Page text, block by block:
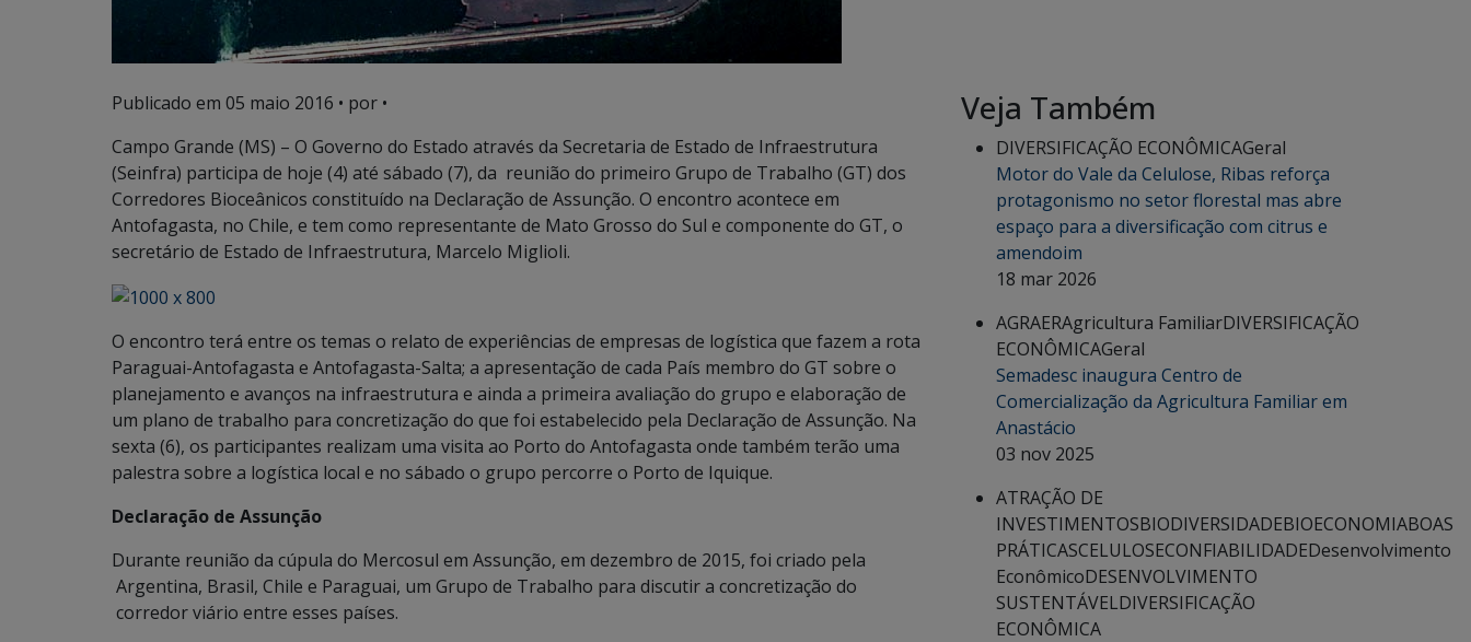
Publicado em 05 maio 2016 • por •
Campo Grande (MS) – O Governo do Estado através da Secretaria de Estado de Infraestrutura
(Seinfra) participa de hoje (4) até sábado (7), da reunião do primeiro Grupo de Trabalho (GT) dos
Corredores Bioceânicos constituído na Declaração de Assunção. O encontro acontece em
Antofagasta, no Chile, e tem como representante de Mato Grosso do Sul e componente do GT, o
secretário de Estado de Infraestrutura, Marcelo Miglioli.
O encontro terá entre os temas o relato de experiências de empresas de logística que fazem a rota
Paraguai-Antofagasta e Antofagasta-Salta; a apresentação de cada País membro do GT sobre o
planejamento e avanços na infraestrutura e ainda a primeira avaliação do grupo e elaboração de
um plano de trabalho para concretização do que foi estabelecido pela Declaração de Assunção. Na
sexta (6), os participantes realizam uma visita ao Porto do Antofagasta onde também terão uma
palestra sobre a logística local e no sábado o grupo percorre o Porto de Iquique.
Declaração de Assunção
Durante reunião da cúpula do Mercosul em Assunção, em dezembro de 2015, foi criado pela
Argentina, Brasil, Chile e Paraguai, um Grupo de Trabalho para discutir a concretização do
corredor viário entre esses países.
Veja Também
DIVERSIFICAÇÃO ECONÔMICAGeral
Motor do Vale da Celulose, Ribas reforça
protagonismo no setor florestal mas abre
espaço para a diversificação com citrus e
amendoim
18 mar 2026
AGRAERAgricultura FamiliarDIVERSIFICAÇÃO
ECONÔMICAGeral
Semadesc inaugura Centro de
Comercialização da Agricultura Familiar em
Anastácio
03 nov 2025
ATRAÇÃO DE
INVESTIMENTOSBIODIVERSIDADEBIOECONOMIABOAS
PRÁTICASCELULOSECONFIABILIDADEDesenvolvimento
EconômicoDESENVOLVIMENTO
SUSTENTÁVELDIVERSIFICAÇÃO
ECONÔMICA